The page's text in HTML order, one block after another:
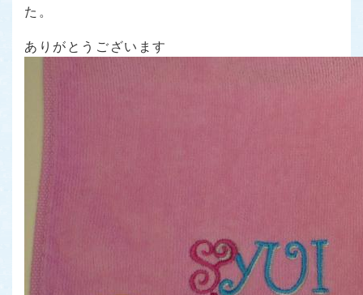
た。
ありがとうございます